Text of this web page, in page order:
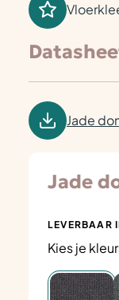
Jade
Jade
LEVERBAAR
Kies je